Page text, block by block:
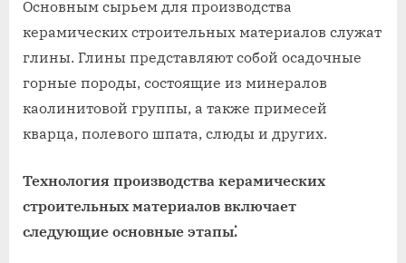
Основным сырьем для производства
керамических строительных материалов служат
глины. Глины представляют собой осадочные
горные породы, состоящие из минералов
каолинитовой группы, а также примесей
кварца, полевого шпата, слюды и других.
Технология производства керамических
строительных материалов включает
следующие основные этапы⁚